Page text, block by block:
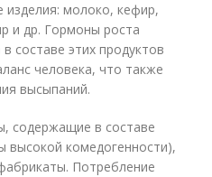
молоко, кефир,
и др. Гормоны роста
составе этих продуктов
человека, что также
высыпаний.
содержащие в составе
высокой комедогенности),
Потребление